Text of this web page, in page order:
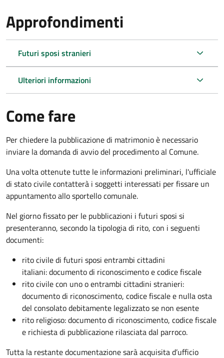
Approfondimenti
Futuri sposi stranieri
Ulteriori informazioni
Come fare
Per chiedere la pubblicazione di matrimonio è necessario
inviare la domanda di avvio del procedimento al Comune.
Una volta ottenute tutte le informazioni preliminari, l'ufficiale
di stato civile contatterà i soggetti interessati per fissare un
appuntamento allo sportello comunale.
Nel giorno fissato per le pubblicazioni i futuri sposi si
presenteranno, secondo la tipologia di rito, con i seguenti
documenti:
rito civile di futuri sposi entrambi cittadini
italiani: documento di riconoscimento e codice fiscale
rito civile con uno o entrambi cittadini stranieri:
documento di riconoscimento, codice fiscale e nulla osta
del consolato debitamente legalizzato se non esente
rito religioso: documento di riconoscimento, codice fiscale
e richiesta di pubblicazione rilasciata dal parroco.
Tutta la restante documentazione sarà acquisita d’ufficio